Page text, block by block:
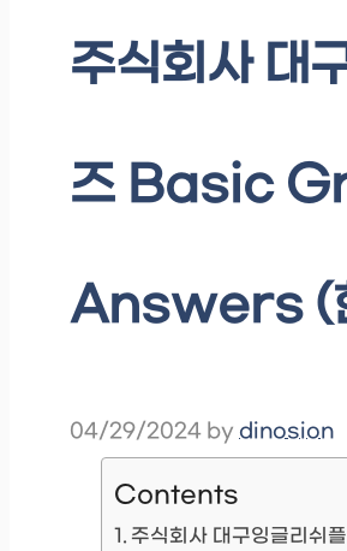
주식회사 대
즈 Basic
Answers (
04/29/2024 by dinosion
Contents
주식회사 대구잉글리